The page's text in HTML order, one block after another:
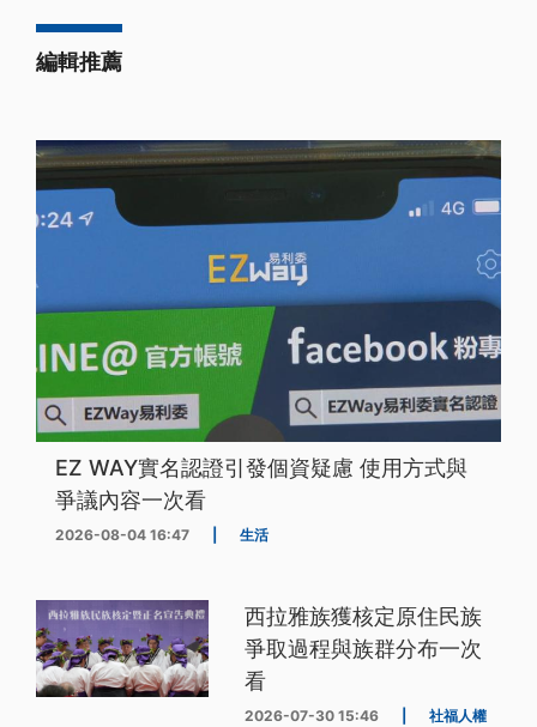
編輯推薦
EZ WAY實名認證引發個資疑慮 使用方式與
爭議內容一次看
2026-08-04 16:47 生活
西拉雅族獲核定原住民族
爭取過程與族群分布一次
看
2026-07-30 15:46 社福人權